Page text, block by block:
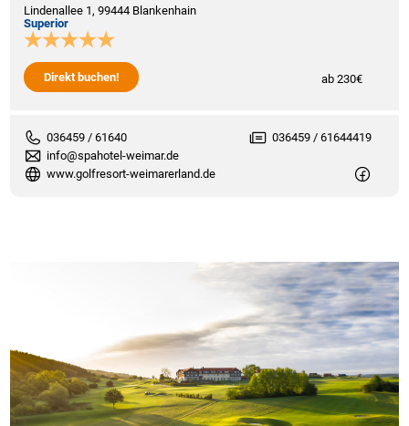
Lindenallee 1, 99444 Blankenhain
Superior
Direkt buchen! ab 230€
036459 / 61640
036459 / 61644419
info@spahotel-weimar.de
www.golfresort-weimarerland.de